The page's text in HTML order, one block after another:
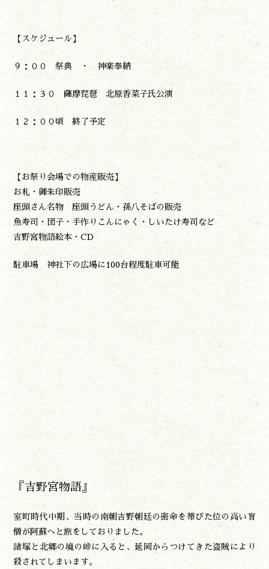
【スケジュール】
９：００ 祭典 ・ 神楽奉納
１１：３０ 薩摩琵琶 北原香菜子氏公演
１２：００頃 終了予定
【お祭り会場での物産販売】
お札・御朱印販売
座頭さん名物 座頭うどん・孫八そばの販売
魚寿司・団子・手作りこんにゃく・しいたけ寿司など
吉野宮物語絵本・CD
駐車場 神社下の広場に100台程度駐車可能
『吉野宮物語』
室町時代中期、当時の南朝吉野朝廷の密命を帯びた位の高い盲
僧が阿蘇へと旅をしておりました。
諸塚と北郷の境の峠に入ると、延岡からつけてきた盗賊により
殺されてしまいます。
森の風の記憶
アクセス
諸塚村観光協会について
宮崎県東臼杵郡諸塚村家代3068しいたけの館21内